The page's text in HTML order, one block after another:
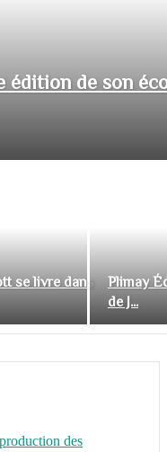
édition de son
se livre dans
Plimay
de J...